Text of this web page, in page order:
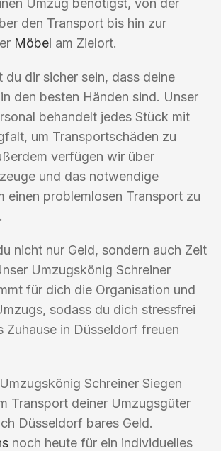
Umzug benötigst, von der
den Transport bis hin zur
Möbel am Zielort.
du dir sicher sein, dass deine
den besten Händen sind. Unser
behandelt jedes Stück mit
um Transportschäden zu
verfügen wir über
und das notwendige
einen problemlosen Transport zu
nicht nur Geld, sondern auch Zeit
Umzugskönig Schreiner
für dich die Organisation und
sodass du dich stressfrei
Zuhause in Düsseldorf freuen
Schreiner Siegen
Transport deiner Umzugsgüter
Düsseldorf bares Geld.
noch heute für ein individuelles